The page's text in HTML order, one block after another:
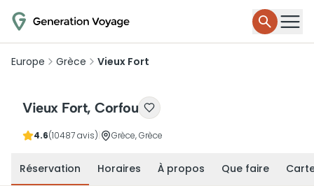
Europe Grèce Vieux Fort
Vieux Fort, Corfou
4.6(10487 avis) Grèce, Grèce
Réservation Horaires À propos Que faire